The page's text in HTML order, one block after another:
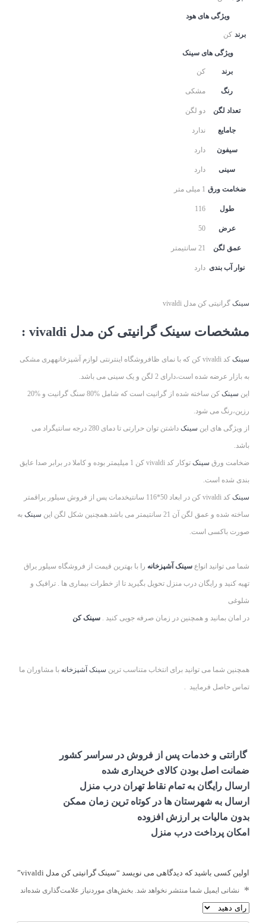
ویژگی های هود
برند کن
ویژگی های سینک
برند کن
رنگ مشکی
تعداد لگن دو لگن
جامایع ندارد
سیفون دارد
سینی دارد
ضخامت ورق 1 میلی متر
طول 116
عرض 50
عمق لگن 21 سانتیمتر
نوار آب بندی دارد
سینکگرانیتی کن مدل vivaldi
مشخصات سینک گرانیتی کن مدل vivaldi :
سینک کد vivaldi کن که با نمای ظافروشگاه اینترنتی لوازم آشپزخانههری مشکی
به بازار عرضه شده است،دارای 2 لگن و یک سینی می باشد.
این سینک کن ساخته شده از گرانیت است که شامل %80 سنگ گرانیت و %20
رزین،رنگ می شود.
از ویژگی های این سینک داشتن توان حرارتی تا دمای 280 درجه سانتیگراد می
باشد.
ضخامت ورق سینک توکار کد vivaldi کن 1 میلیمتر بوده و کاملا در برابر صدا عایق
بندی شده است.
سینک کد vivaldi کن در ابعاد 50*116 سانتیخدمات پس از فروش سیلور یراقمتر
ساخته شده و عمق لگن آن 21 سانتیمتر می باشد.همچنین شکل لگن این سینکبه
صورت باکسی است.
شما می توانید انواع سینک آشپزخانه را با بهترین قیمت از فروشگاه سیلور یراق
تهیه کنید و رایگان درب منزل تحویل بگیرید تا از خطرات بیماری ها . ترافیک و
شلوغی
در امان بمانید و همچنین در زمان صرفه جویی کنید . سینک کن
همچنین شما می توانید برای انتخاب متناسب ترین سینک آشپزخانه با مشاوران ما
تماس حاصل فرمایید .
گارانتی و خدمات پس از فروش در سراسر کشور
ضمانت اصل بودن کالای خریداری شده
ارسال رایگان به تمام نقاط تهران درب منزل
ارسال به شهرستان ها در کوتاه ترین زمان ممکن
بدون مالیات بر ارزش افزوده
امکان پرداخت درب منزل
اولین کسی باشید که دیدگاهی می نویسد “سینک گرانیتی کن مدل vivaldi”
نشانی ایمیل شما منتشر نخواهد شد. بخش‌های موردنیاز علامت‌گذاری شده‌اند *